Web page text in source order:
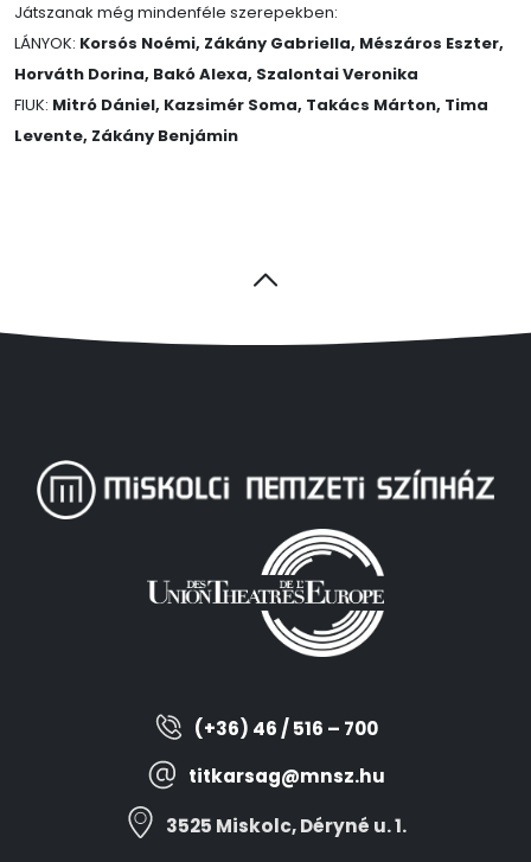
Játszanak még mindenféle szerepekben:
LÁNYOK: Korsós Noémi, Zákány Gabriella, Mészáros Eszter,
Horváth Dorina, Bakó Alexa, Szalontai Veronika
FIUK: Mitró Dániel, Kazsimér Soma, Takács Márton, Tima
Levente, Zákány Benjámin
(+36) 46 / 516 – 700
titkarsag@mnsz.hu
3525 Miskolc, Déryné u. 1.